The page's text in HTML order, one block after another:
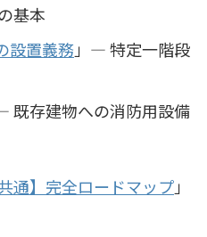
基本
設置義務 」― 特定一階段
既存建物への消防用設備
共通】完全ロードマップ」